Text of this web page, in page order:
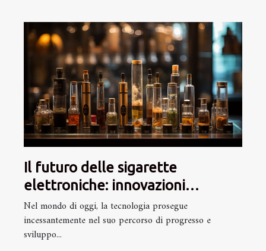
Il futuro delle sigarette
elettroniche: innovazioni
tecnologiche all'orizzonte
Nel mondo di oggi, la tecnologia prosegue
incessantemente nel suo percorso di progresso e
sviluppo...